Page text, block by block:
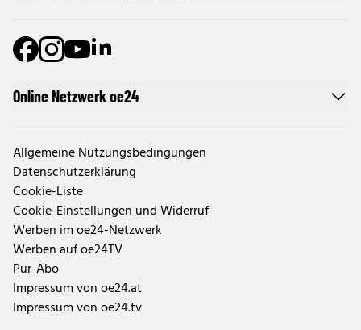
Online Netzwerk oe24
Allgemeine Nutzungsbedingungen
Datenschutzerklärung
Cookie-Liste
Cookie-Einstellungen und Widerruf
Werben im oe24-Netzwerk
Werben auf oe24TV
Pur-Abo
Impressum von oe24.at
Impressum von oe24.tv